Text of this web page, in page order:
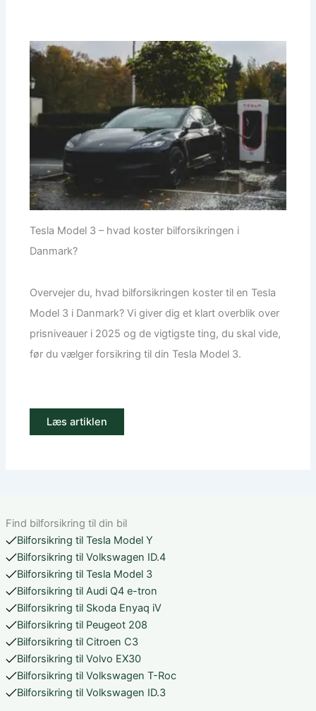
Tesla Model 3 – hvad koster bilforsikringen i
Danmark?
Overvejer du, hvad bilforsikringen koster til en Tesla
Model 3 i Danmark? Vi giver dig et klart overblik over
prisniveauer i 2025 og de vigtigste ting, du skal vide,
før du vælger forsikring til din Tesla Model 3.
Læs artiklen
Find bilforsikring til din bil
Bilforsikring til Tesla Model Y
Bilforsikring til Volkswagen ID.4
Bilforsikring til Tesla Model 3
Bilforsikring til Audi Q4 e-tron
Bilforsikring til Skoda Enyaq iV
Bilforsikring til Peugeot 208
Bilforsikring til Citroen C3
Bilforsikring til Volvo EX30
Bilforsikring til Volkswagen T-Roc
Bilforsikring til Volkswagen ID.3